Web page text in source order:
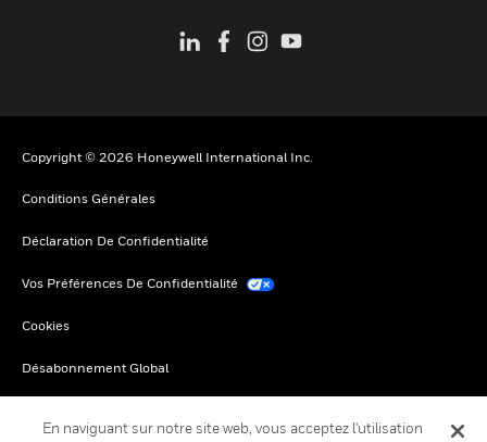
Copyright © 2026 Honeywell International Inc.
Conditions Générales
Déclaration De Confidentialité
Vos Préférences De Confidentialité
Cookies
Désabonnement Global
En naviguant sur notre site web, vous acceptez l'utilisation